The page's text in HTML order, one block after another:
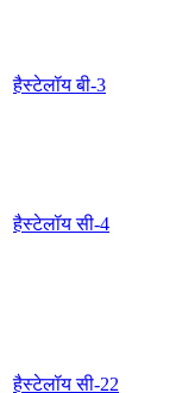
हैस्टेलॉय बी-3
हैस्टेलॉय सी-4
हैस्टेलॉय सी-22